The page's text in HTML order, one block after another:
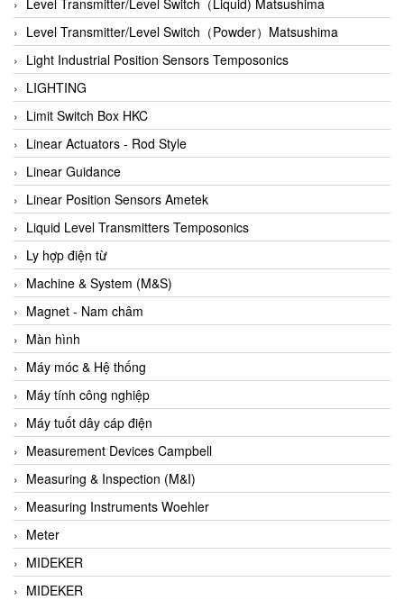
Autec
Auto Flow
Automatic valve
Aventics
Avproglobal
Axiomtek
AZBIL
B&C Electronics
B&R
Babcok wilcox
Baelz Automatic Vietnam
Bahr Modultechnik Vietnam
Balluff
BamBo Vietnam
Barel Vietnam
Barksdale
Bartec
Basco
Baumer
Baumuller Vietnam
Baykee
Level Transmitter/Level Switch（Powder）Matsushima
Light Industrial Position Sensors Temposonics
LIGHTING
Limit Switch Box HKC
Linear Actuators - Rod Style
Linear Guidance
Linear Position Sensors Ametek
Liquid Level Transmitters Temposonics
Ly hợp điện từ
Machine & System (M&S)
Magnet - Nam châm
Màn hình
Máy móc & Hệ thống
Máy tính công nghiệp
Máy tuốt dây cáp điện
Measurement Devices Campbell
Measuring & Inspection (M&I)
Measuring Instruments Woehler
Meter
MIDEKER
MIDEKER